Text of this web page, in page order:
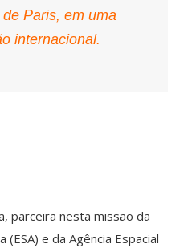
Paris, em uma
internacional.
parceira nesta missão da
(ESA) e da Agência Espacial